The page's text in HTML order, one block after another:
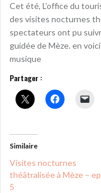
Cet été, L’office du
des visites nocturnes
spectateurs ont pu
guidée de Mèze. en
musique
Partager :
Similaire
Visites nocturnes
théâtralisée à Mèze –
5